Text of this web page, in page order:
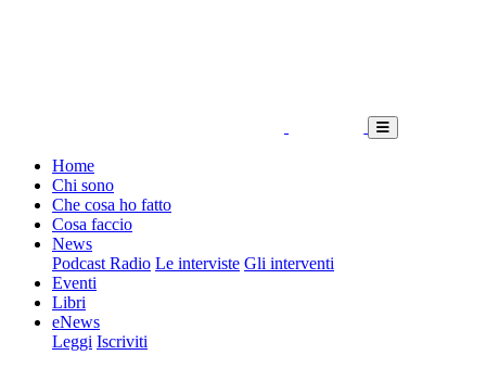
Home
Chi sono
Che cosa ho fatto
Cosa faccio
News
Podcast Radio Le interviste Gli interventi
Eventi
Libri
eNews
Leggi Iscriviti